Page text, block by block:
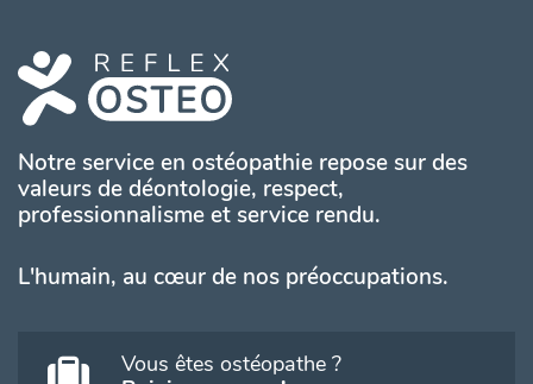
Notre service en ostéopathie repose sur des
valeurs de déontologie, respect,
professionnalisme et service rendu.
L'humain, au cœur de nos préoccupations.
Vous êtes ostéopathe ?